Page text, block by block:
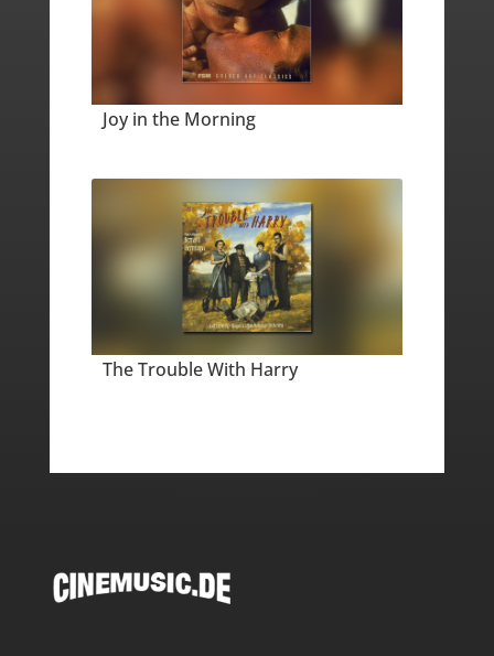
Joy in the Morning
The Trouble With Harry